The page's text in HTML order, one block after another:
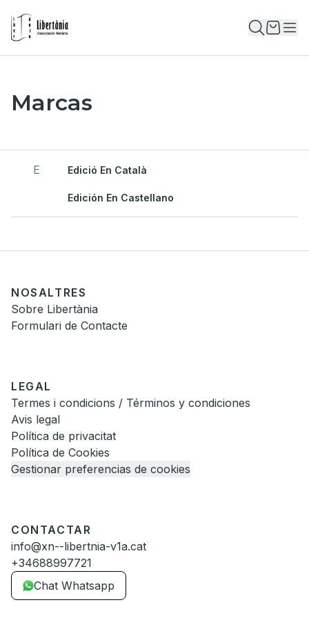
Marcas
E Edició En Català
Edición En Castellano
NOSALTRES
Sobre Libertània
Formulari de Contacte
LEGAL
Termes i condicions / Términos y condiciones
Avis legal
Política de privacitat
Política de Cookies
Gestionar preferencias de cookies
CONTACTAR
info@xn--libertnia-v1a.cat
+34688997721
Chat Whatsapp